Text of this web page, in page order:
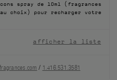
spray de 10ml (fragrances
choix) pour recharger votre
afficher la liste
/ 1.416.531.3581